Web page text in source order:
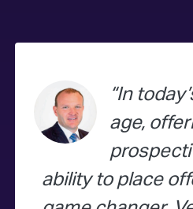
In
age,
ability to place